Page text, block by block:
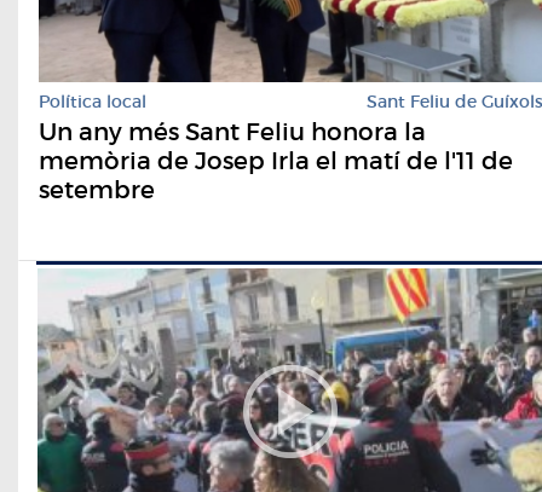
Política local Sant Feliu de Guíxols
Un any més Sant Feliu honora la
memòria de Josep Irla el matí de l'11 de
setembre